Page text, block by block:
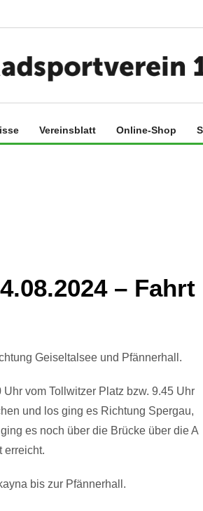
Vereinsblatt Online-Shop
– Fahrt
Geiseltalsee und Pfännerhall.
vom Tollwitzer Platz bzw. 9.45 Uhr
und los ging es Richtung Spergau,
es noch über die Brücke über die A
erreicht.
bis zur Pfännerhall.